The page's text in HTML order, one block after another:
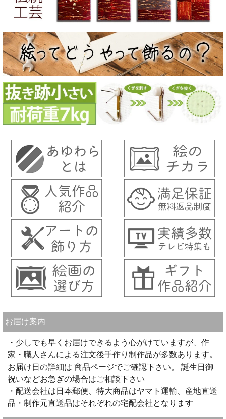
お届け案内
・少しでも早くお届けできるよう心がけていますが、作
家・職人さんによる注文後手作り制作品が多数あります。
お届け日の詳細は 商品ページでご確認下さい。 誕生日御
祝いなどお急ぎの場合はご相談下さい
・配送会社は日本郵便、特大商品はヤマト運輸、産地直送
品・制作元直送品はそれぞれの宅配会社となります